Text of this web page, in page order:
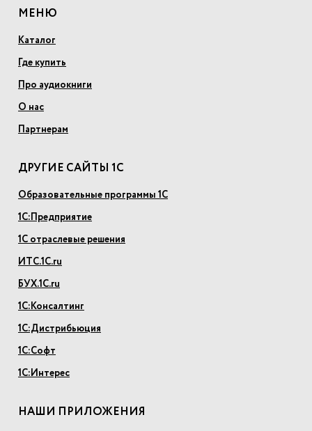
МЕНЮ
Каталог
Где купить
Про аудиокниги
О нас
Партнерам
ДРУГИЕ САЙТЫ 1С
Образовательные программы 1С
1С:Предприятие
1С отраслевые решения
ИТС.1С.ru
БУХ.1С.ru
1С:Консалтинг
1С:Дистрибьюция
1С:Софт
1С:Интерес
НАШИ ПРИЛОЖЕНИЯ